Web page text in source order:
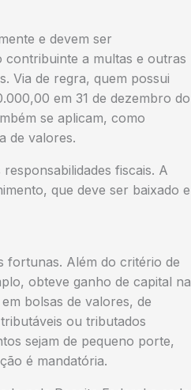
e devem ser
a multas e outras
Via de regra, quem possui
em 31 de dezembro do
se aplicam, como
de valores.
fiscais. A
que deve ser baixado e
fortunas. Além do critério de
obteve ganho de capital na
bolsas de valores, de
ou tributados
sejam de pequeno porte,
é mandatória.